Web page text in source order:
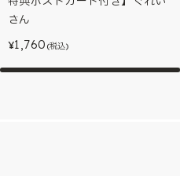
さん
¥1,760 (税込)